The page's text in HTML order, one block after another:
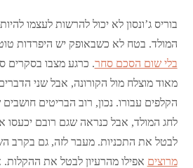
בוריס ג’ונסון לא יכול להרשות לעצמו
המולד. בטח לא כשבאופק יש היפרדות
בלי שום הסכם סחר. כרגע מצבו בסקרים
מאוד מוצלח מול הקורונה, אבל שני
הקלפים עבורו. נכון, רוב הבריטים
לחג המולד, אבל כנראה שגם רובם יכעסו
לבטל את התכניות. מעבר לזה, גם בקרב
מרוצים אפילו מהרעיון לבטל את ההקלות.